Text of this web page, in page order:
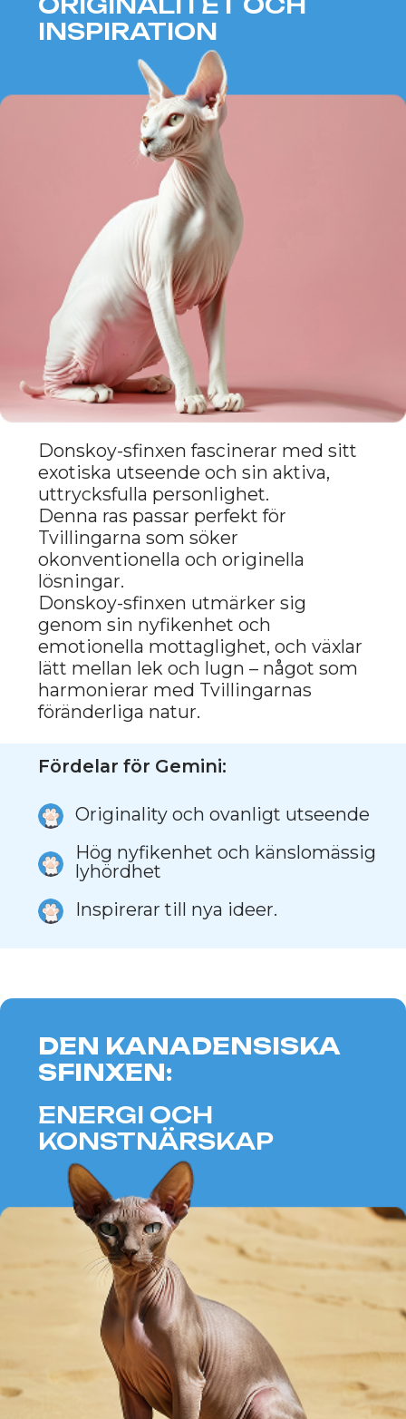
Orientalisk korthårskatt är känd för
sin slanka kropp och energiska natur.
Denna ras anpassar sig lätt till
förändringar, älskar sällskap och
aktiva lekar – något som passar
perfekt för Tvillingarna, som
uppskattar variation och intellektuell
Dess snabba reaktion på yttre
stimuli och ständiga strävan efter
nyhet skapar en dynamisk
kommunikation som främjar utbyte
av idéer och känslor.
Fördelar för Gemini:
Energi och anpassningsförmåga
Intellektuell stimulans och nyhet
Livlig och dynamisk
kommunikation
FÖRFINING
FLEXIBILITET
Peterbald är en katt med ett
sofistikerat utseende och en stark
personlighet.
Dessa katter har ett kreativt
förhållningssätt och intellektuell
flexibilitet, vilket harmoniserar
perfekt med Tvillingarnas livliga och
mångfacetterade natur.
Peterbalden reagerar snabbt på
förändringar i omgivningen och
upprätthåller ett intresse för social
kontakt, vilket gör den till en idealisk
följeslagare för dem som värdesätter
okonventionellt tänkande och
Fördelar för Gemini:
Raffinerat och uttrycksfullt